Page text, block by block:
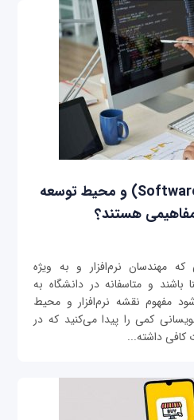
نقشه نرم‌افزار (Software map) و محیط توسعه
مفاهیمی هستند؟
مهندسان نرم‌افزار و به ویژه
باشند و متاسفانه در دانشگاه به
مفهوم نقشه نرم‌افزار و محیط
کمی را پیدا می‌کنید که در
کافی داشته...